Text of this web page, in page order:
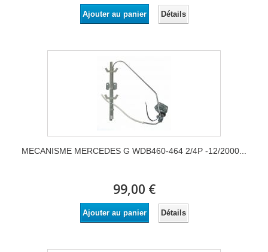
Ajouter au panier Détails
MECANISME MERCEDES G WDB460-464 2/4P -12/2000...
99,00 €
Ajouter au panier Détails